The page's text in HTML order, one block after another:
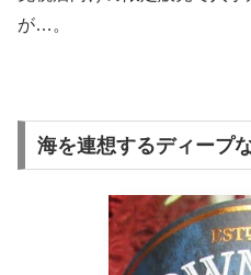
が…。
海を連想するディープ